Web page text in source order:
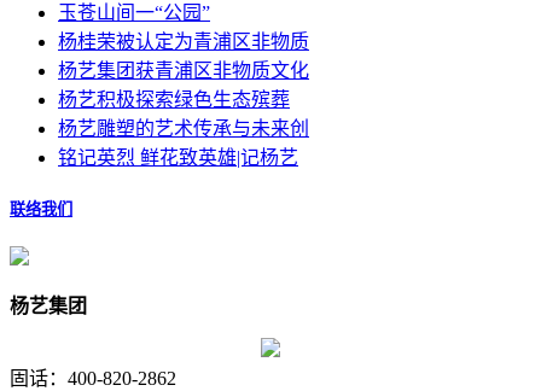
玉苍山间一“公园”
杨桂荣被认定为青浦区非物质
杨艺集团获青浦区非物质文化
杨艺积极探索绿色生态殡葬
杨艺雕塑的艺术传承与未来创
铭记英烈 鲜花致英雄|记杨艺
联络我们
杨艺集团
固话：400-820-2862